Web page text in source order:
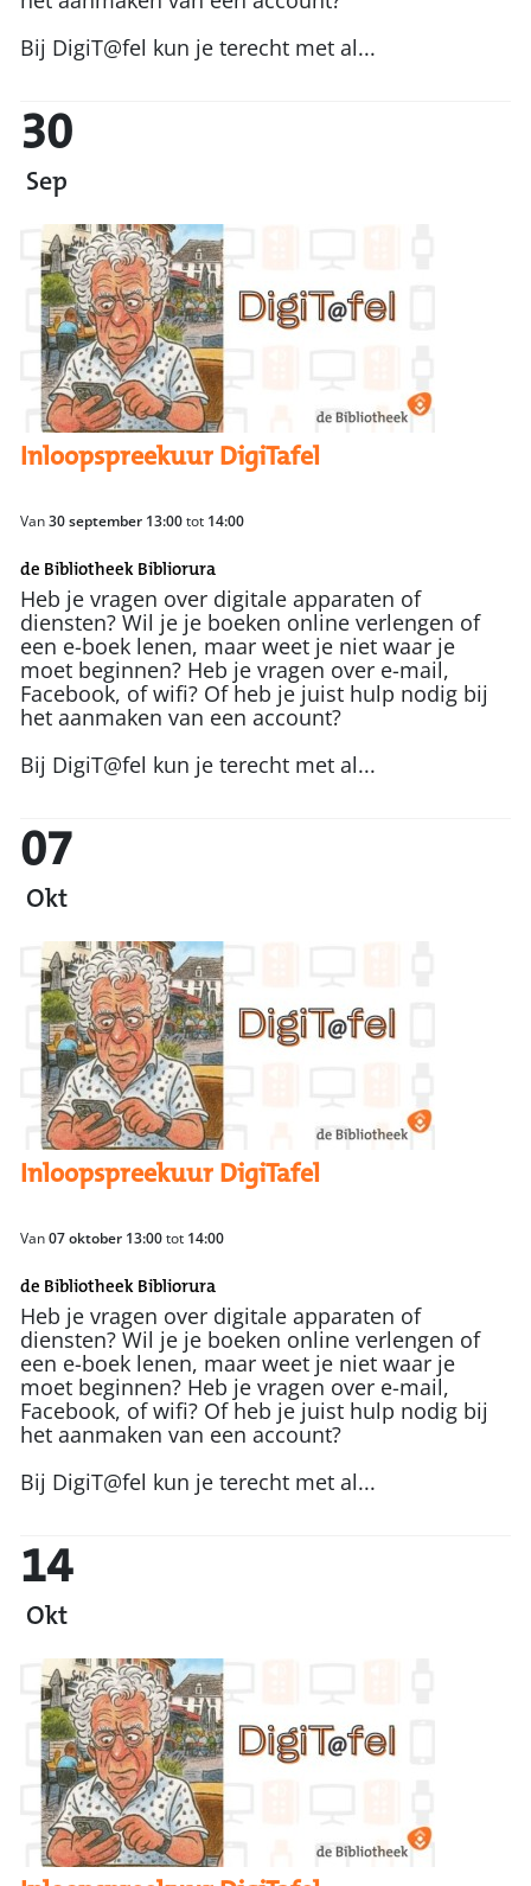
Bij DigiT@fel kun je terecht met al...
30
Sep
Inloopspreekuur DigiTafel
Van30 september 13:00tot 14:00
de Bibliotheek Bibliorura
Heb je vragen over digitale apparaten of
diensten? Wil je je boeken online verlengen of
een e-boek lenen, maar weet je niet waar je
moet beginnen? Heb je vragen over e-mail,
Facebook, of wifi? Of heb je juist hulp nodig bij
het aanmaken van een account?
Bij DigiT@fel kun je terecht met al...
07
Okt
Inloopspreekuur DigiTafel
Van07 oktober 13:00tot 14:00
de Bibliotheek Bibliorura
Heb je vragen over digitale apparaten of
diensten? Wil je je boeken online verlengen of
een e-boek lenen, maar weet je niet waar je
moet beginnen? Heb je vragen over e-mail,
Facebook, of wifi? Of heb je juist hulp nodig bij
het aanmaken van een account?
Bij DigiT@fel kun je terecht met al...
14
Okt